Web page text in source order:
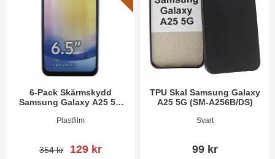
6-Pack Skärmskydd
Samsung Galaxy A25 5G
Art. nr 49802Plastfilm
tidigare pris
354 kr rea pris
129 kr
TPU Skal Samsung Galaxy
A25 5G (SM-A256B/DS)
Art. nr 49807Svart
99 kr